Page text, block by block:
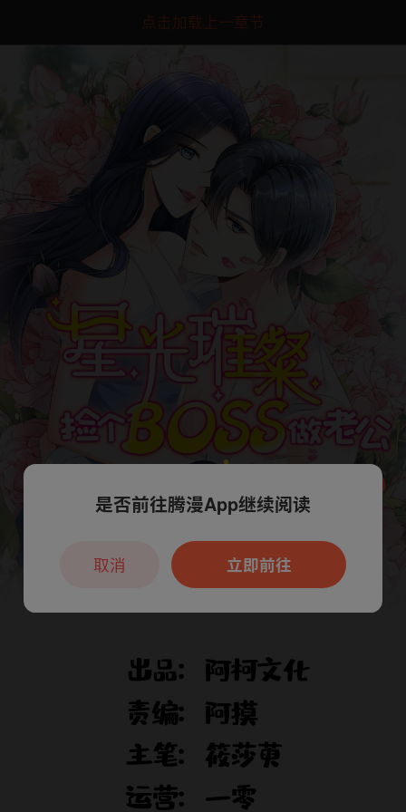
点击加载上一章节
本章节仅支持App阅读，可打开App新用
户7天免费看
是否前往腾漫App继续阅读
立即前往
取消